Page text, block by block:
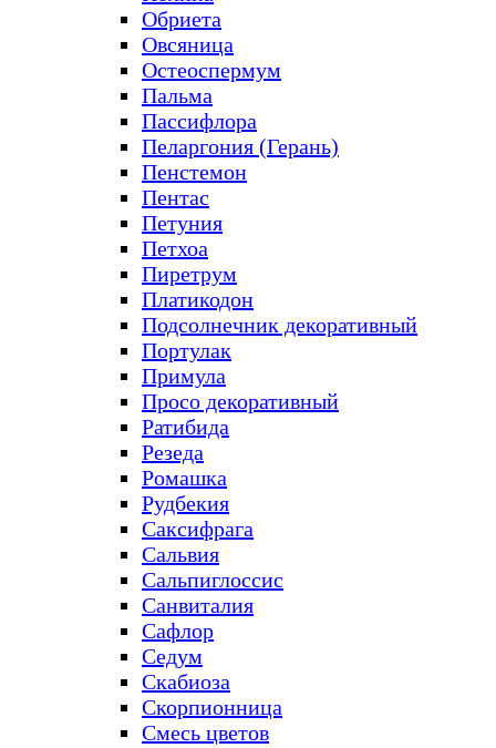
Обриета
Овсяница
Остеоспермум
Пальма
Пассифлора
Пеларгония (Герань)
Пенстемон
Пентас
Петуния
Петхоа
Пиретрум
Платикодон
Подсолнечник декоративный
Портулак
Примула
Просо декоративный
Ратибида
Резеда
Ромашка
Рудбекия
Саксифрага
Сальвия
Сальпиглоссис
Санвиталия
Сафлор
Седум
Скабиоза
Скорпионница
Смесь цветов